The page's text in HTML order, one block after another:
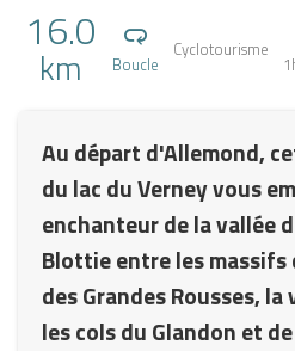
16.0
km Boucle
Cyclotourisme
Au départ d'Allemond,
du lac du Verney vous
enchanteur de la vallée
Blottie entre les massifs
des Grandes Rousses,
les cols du Glandon et